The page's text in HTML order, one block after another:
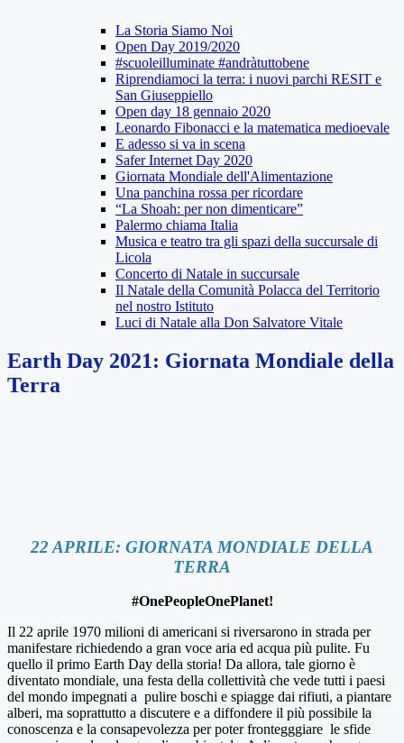
La Storia Siamo Noi
Open Day 2019/2020
#scuoleilluminate #andràtuttobene
Riprendiamoci la terra: i nuovi parchi RESIT e
San Giuseppiello
Open day 18 gennaio 2020
Leonardo Fibonacci e la matematica medioevale
E adesso si va in scena
Safer Internet Day 2020
Giornata Mondiale dell'Alimentazione
Una panchina rossa per ricordare
“La Shoah: per non dimenticare”
Palermo chiama Italia
Musica e teatro tra gli spazi della succursale di
Licola
Concerto di Natale in succursale
Il Natale della Comunità Polacca del Territorio
nel nostro Istituto
Luci di Natale alla Don Salvatore Vitale
Earth Day 2021: Giornata Mondiale della
Terra
22 APRILE: GIORNATA MONDIALE DELLA
TERRA
#OnePeopleOnePlanet!
Il 22 aprile 1970 milioni di americani si riversarono in strada per
manifestare richiedendo a gran voce aria ed acqua più pulite. Fu
quello il primo Earth Day della storia! Da allora, tale giorno è
diventato mondiale, una festa della collettività che vede tutti i paesi
del mondo impegnati a pulire boschi e spiagge dai rifiuti, a piantare
alberi, ma soprattutto a discutere e a diffondere il più possibile la
conoscenza e la consapevolezza per poter frontegggiare le sfide